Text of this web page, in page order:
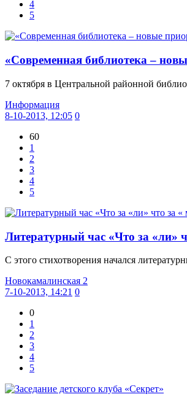
4
5
«Современная библиотека –
7 октября в Центральной районной
Информация
8-10-2013, 12:05 0
60
1
2
3
4
5
Литературный час «Что за «ли»
С этого стихотворения начался
Новокамалинская 2
7-10-2013, 14:21 0
0
1
2
3
4
5